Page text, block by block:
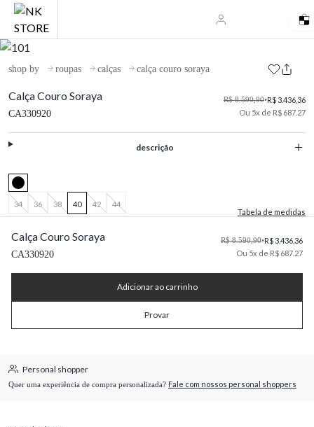
shop by roupas calças calça couro soraya
Calça Couro Soraya
CA330920
R$ 8.590,90•R$ 3.436,36
Ou 5x de R$ 687.27
descrição
34 36 38 40 42
44
Tabela de medidas
Calça Couro Soraya
CA330920
R$ 8.590,90•R$ 3.436,36
Ou 5x de R$ 687.27
Adicionar ao carrinho
Provar
Personal shopper
Quer uma experiência de compra personalizada? Fale com nossos personal shoppers